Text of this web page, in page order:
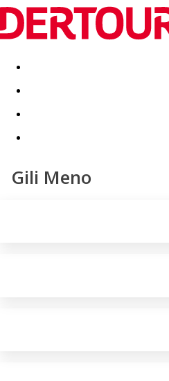
Destinatii Vacanta perfecta
Gili Meno